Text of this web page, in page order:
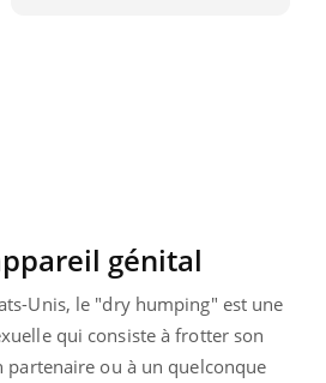
génital
Unis, le "dry humping" est une
qui consiste à frotter son
partenaire ou à un quelconque